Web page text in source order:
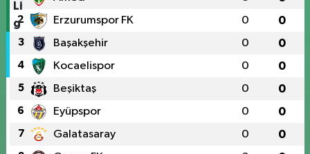
2 Erzurumspor FK 0 0
3 Başakşehir 0 0
4 Kocaelispor 0 0
5 Beşiktaş 0 0
6 Eyüpspor 0 0
7 Galatasaray 0 0